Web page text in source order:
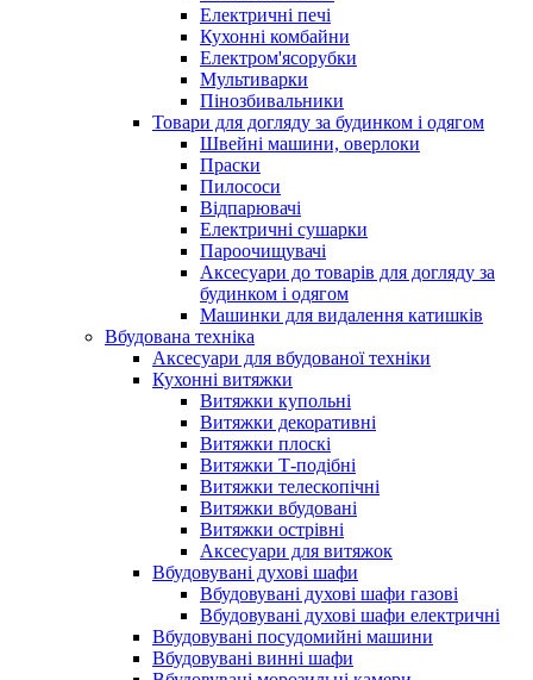
Електричні печі
Кухонні комбайни
Електром'ясорубки
Мультиварки
Пінозбивальники
Товари для догляду за будинком і одягом
Швейні машини, оверлоки
Праски
Пилососи
Відпарювачі
Електричні сушарки
Пароочищувачі
Аксесуари до товарів для догляду за
будинком і одягом
Машинки для видалення катишків
Вбудована техніка
Аксесуари для вбудованої техніки
Кухонні витяжки
Витяжки купольні
Витяжки декоративні
Витяжки плоскі
Витяжки Т-подібні
Витяжки телескопічні
Витяжки вбудовані
Витяжки острівні
Аксесуари для витяжок
Вбудовувані духові шафи
Вбудовувані духові шафи газові
Вбудовувані духові шафи електричні
Вбудовувані посудомийні машини
Вбудовувані винні шафи